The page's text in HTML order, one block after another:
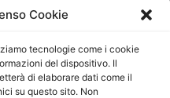
Cookie
tecnologie come i cookie
del dispositivo. Il
di elaborare dati come il
su questo sito. Non
Scaglione